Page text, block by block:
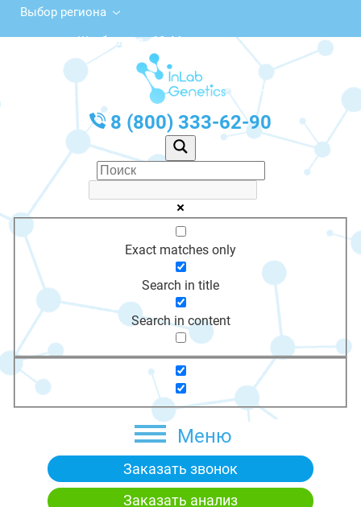
Выбор региона
Штабная ул., 10, Минусинск
с 10:00 до 20:00
График работы: Пн-Пт с 10:00 до 20:00
8 (800) 333-62-90
Exact matches only
Search in title
Search in content
Меню
Заказать звонок
Заказать анализ